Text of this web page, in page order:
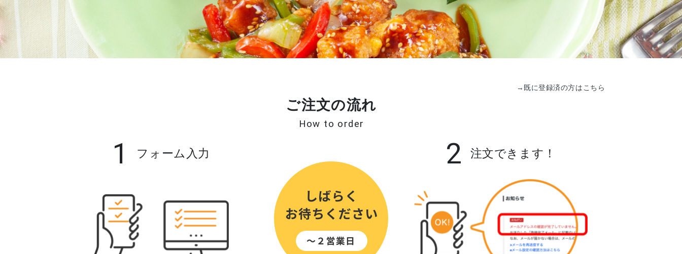
→既に登録済の方はこちら
ご注文の流れ
How to order
1 フォーム入力 2 注文できます！